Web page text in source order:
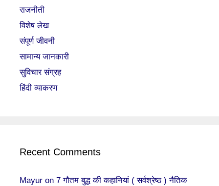
राजनीती
विशेष लेख
संपूर्ण जीवनी
सामान्य जानकारी
सुविचार संग्रह
हिंदी व्याकरण
Recent Comments
Mayur on 7 गौतम बुद्ध की कहानियां ( सर्वश्रेष्ठ ) नैतिक